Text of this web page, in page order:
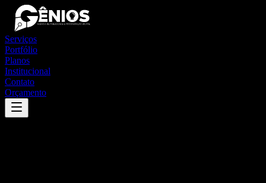
Serviços
Portfólio
Planos
Institucional
Contato
Orçamento